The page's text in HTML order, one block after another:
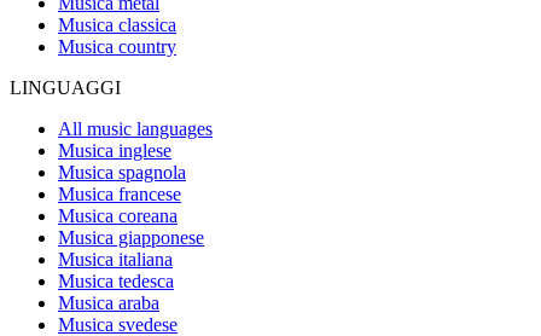
Musica classica
Musica country
LINGUAGGI
All music languages
Musica inglese
Musica spagnola
Musica francese
Musica coreana
Musica giapponese
Musica italiana
Musica tedesca
Musica araba
Musica svedese